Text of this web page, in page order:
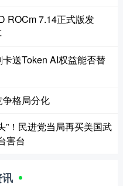
ROCm 7.14正式版发
送Token AI权益能否替
格局分化
”！民进党当局再买美国武
害台